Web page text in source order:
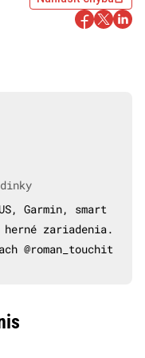
Garmin, smart
zariadenia.
@roman_touchit